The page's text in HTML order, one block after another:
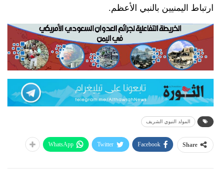
ارتباط اليمنيين بالنبي الأعظم.
المولد النبوي الشريف
Share
Facebook
Twitter
WhatsApp